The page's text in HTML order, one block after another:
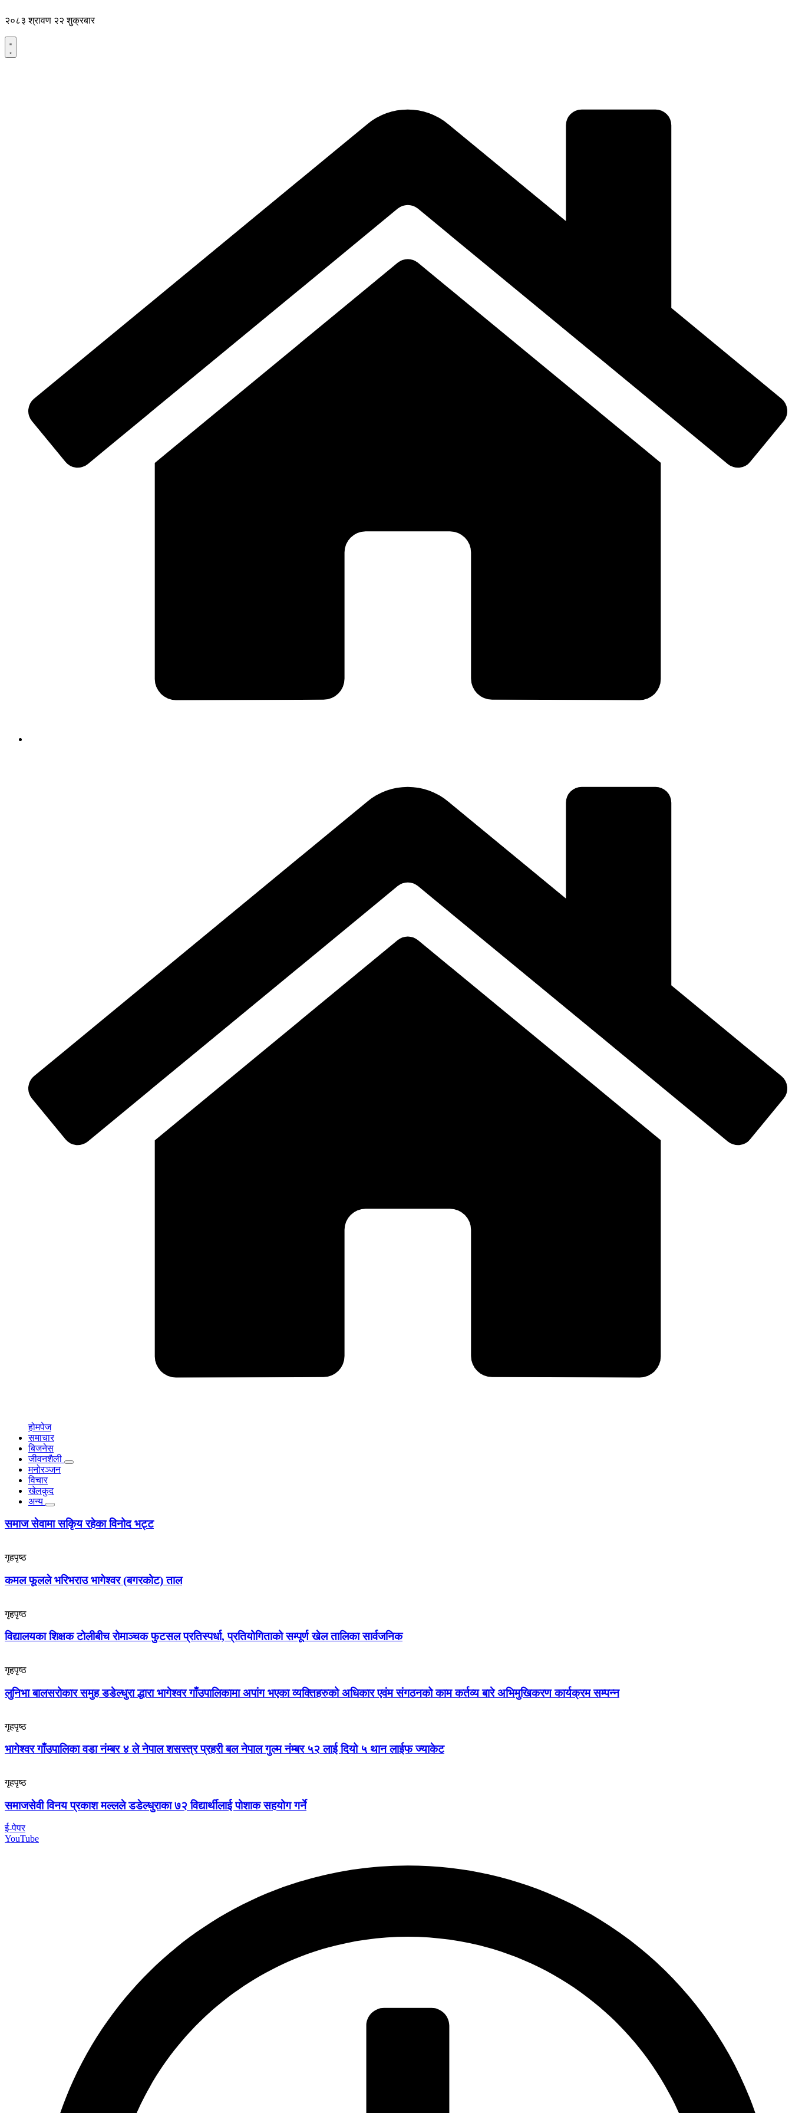
to
२०८३ श्रावण २२ शुक्रबार
होमपेज
समाचार
बिजनेस
जीवनशैली
मनोरञ्जन
विचार
खेलकुद
अन्य
समाज सेवामा सकिृय रहेका विनोद भट्ट
गृहपृष्ठ
कमल फूलले भरिभराउ भागेश्वर (बगरकोट) ताल
गृहपृष्ठ
विद्यालयका शिक्षक टोलीबीच रोमाञ्चक फुटसल प्रतिस्पर्धा, प्रतियोगिताको सम्पूर्ण खेल तालिका सार्वजनिक
गृहपृष्ठ
लुनिभा बालसरोकार समुह डडेल्धुरा द्धारा भागेश्वर गाँउपालिकामा अपांग भएका व्यक्तिहरुको अधिकार एवंम संगठनको काम कर्तव्य बारे अभिमुखिकरण कार्यक्रम सम्पन्न
गृहपृष्ठ
भागेश्वर गाँउपालिका वडा नंम्बर ४ ले नेपाल शसस्त्र प्रहरी बल नेपाल गुल्म नंम्बर ५२ लाई दियो ५ थान लाईफ ज्याकेट
गृहपृष्ठ
समाजसेवी विनय प्रकाश मल्लले डडेल्धुराका ७२ विद्यार्थीलाई पोशाक सहयोग गर्ने
ई-पेपर
YouTube